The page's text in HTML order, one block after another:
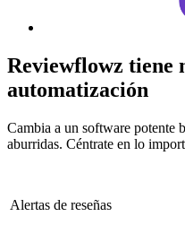
Reviewflowz tiene
automatización
Cambia a un software potente
aburridas. Céntrate en lo
Alertas de reseñas